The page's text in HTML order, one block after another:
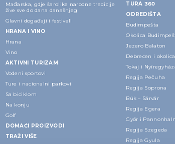
Mađarska, gdje šarolike narodne tradicije
žive sve do dana današnjeg
Glavni događaji i festivali
HRANA I VINO
Hrana
Vino
AKTIVNI TURIZAM
Vodeni sportovi
Ture i nacionalni parkovi
Sa biciklom
Na konju
Golf
DOMAĆI PROIZVODI
TRAŽI VIŠE
TURA 360
ODREDIŠTA
Budimpešta
Okolica
Jezero Balaton
Debrecen i okolica
Tokaj i
Regija Pečuha
Regija Soprona
Bük – Sárvár
Regija Egera
Győr i
Regija Szegeda
Regija Gyula